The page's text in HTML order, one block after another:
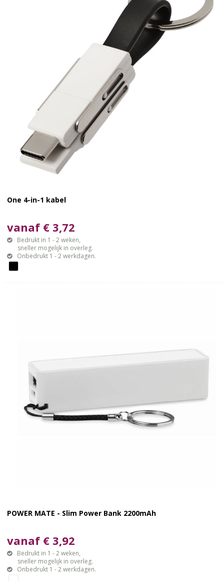
One 4-in-1 kabel
vanaf € 3,72
Bedrukt in 1 - 2 weken,
sneller mogelijk in overleg.
Onbedrukt 1 - 2 werkdagen.
POWER MATE - Slim Power Bank 2200mAh
vanaf € 3,92
Bedrukt in 1 - 2 weken,
sneller mogelijk in overleg.
Onbedrukt 1 - 2 werkdagen.